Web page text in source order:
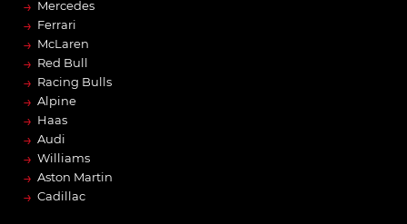
→ Mercedes
→ Ferrari
→ McLaren
→ Red Bull
→ Racing Bulls
→ Alpine
→ Haas
→ Audi
→ Williams
→ Aston Martin
→ Cadillac